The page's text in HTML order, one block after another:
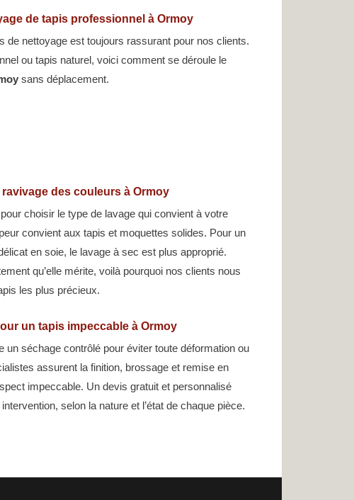
de tapis professionnel à Ormoy
de nettoyage est toujours rassurant pour nos clients.
ou tapis naturel, voici comment se déroule le
sans déplacement.
des couleurs à Ormoy
choisir le type de lavage qui convient à votre
convient aux tapis et moquettes solides. Pour un
en soie, le lavage à sec est plus approprié.
qu’elle mérite, voilà pourquoi nos clients nous
les plus précieux.
un tapis impeccable à Ormoy
un séchage contrôlé pour éviter toute déformation ou
assurent la finition, brossage et remise en
impeccable. Un devis gratuit et personnalisé
selon la nature et l’état de chaque pièce.